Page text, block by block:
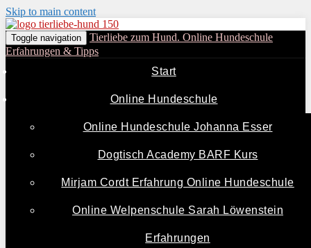
Skip to main content
Toggle navigation
Tierliebe zum Hund. Online Hundeschule
Erfahrungen & Tipps
Start
Online Hundeschule
Online Hundeschule Johanna Esser
Dogtisch Academy BARF Kurs
Mirjam Cordt Erfahrung Online Hundeschule
Online Welpenschule Sarah Löwenstein
Erfahrungen